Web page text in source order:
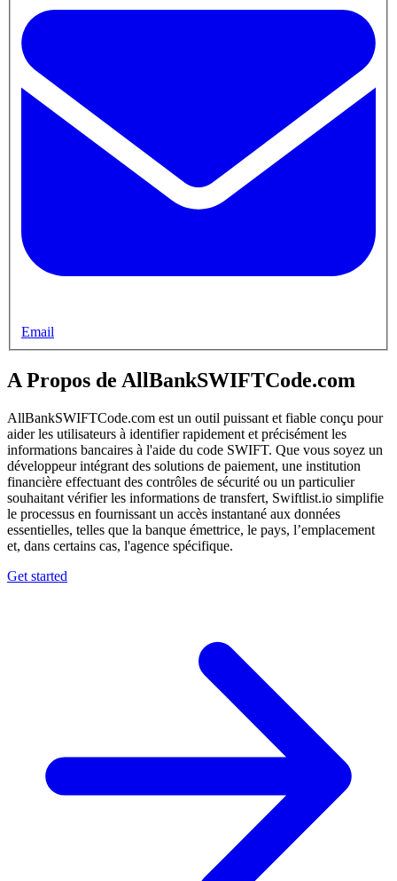
Email
A Propos de AllBankSWIFTCode.com
AllBankSWIFTCode.com est un outil puissant et fiable conçu pour
aider les utilisateurs à identifier rapidement et précisément les
informations bancaires à l'aide du code SWIFT. Que vous soyez un
développeur intégrant des solutions de paiement, une institution
financière effectuant des contrôles de sécurité ou un particulier
souhaitant vérifier les informations de transfert, Swiftlist.io simplifie
le processus en fournissant un accès instantané aux données
essentielles, telles que la banque émettrice, le pays, l’emplacement
et, dans certains cas, l'agence spécifique.
Get started